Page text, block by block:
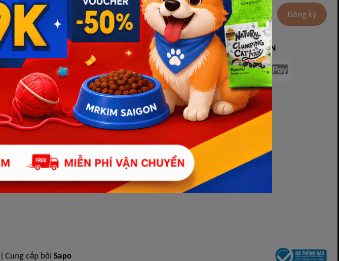
Sản phẩm
Tin tức
Liên hệ
Tổng đài hỗ trợ
Gọi mua hàng: 0566766666
Gọi bảo hành: 0566766666
Đăng ký
PHƯƠNG THỨC THANH TOÁN
| Cung cấp bởiSapo